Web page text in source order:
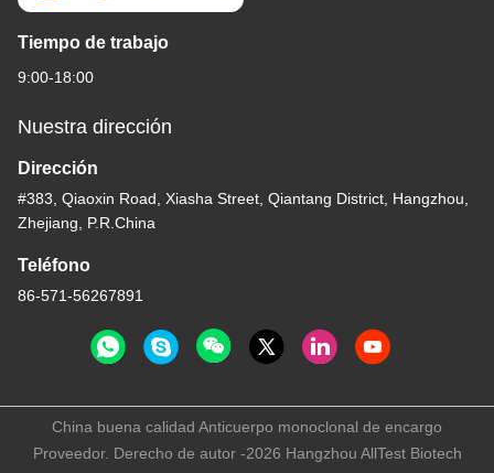
Tiempo de trabajo
9:00-18:00
Nuestra dirección
Dirección
#383, Qiaoxin Road, Xiasha Street, Qiantang District, Hangzhou,
Zhejiang, P.R.China
Teléfono
86-571-56267891
China buena calidad Anticuerpo monoclonal de encargo
Proveedor. Derecho de autor -2026 Hangzhou AllTest Biotech